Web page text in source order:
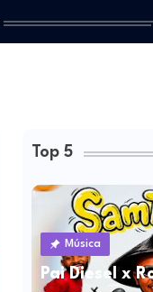
Top 5
Música
Pai Diesel x